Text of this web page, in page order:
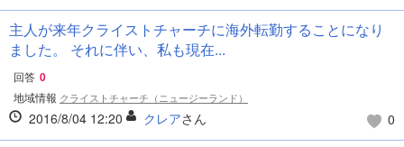
主人が来年クライストチャーチに海外転勤することになり
ました。 それに伴い、私も現在...
回答 0
地域情報 クライストチャーチ（ニュージーランド）
2016/8/04 12:20 クレアさん 0